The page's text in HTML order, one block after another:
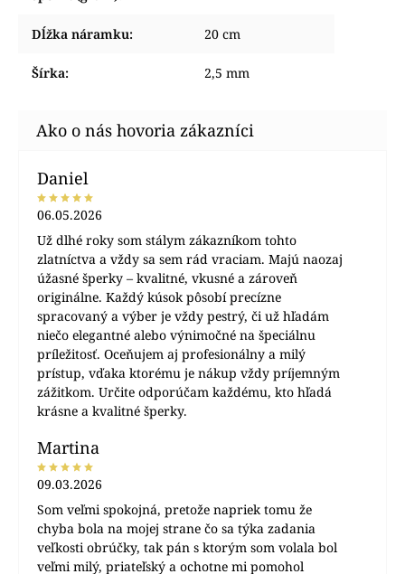
Dĺžka náramku: 20 cm
Šírka: 2,5 mm
Daniel
06.05.2026
Už dlhé roky som stálym zákazníkom tohto
zlatníctva a vždy sa sem rád vraciam. Majú naozaj
úžasné šperky – kvalitné, vkusné a zároveň
originálne. Každý kúsok pôsobí precízne
spracovaný a výber je vždy pestrý, či už hľadám
niečo elegantné alebo výnimočné na špeciálnu
príležitosť. Oceňujem aj profesionálny a milý
prístup, vďaka ktorému je nákup vždy príjemným
zážitkom. Určite odporúčam každému, kto hľadá
krásne a kvalitné šperky.
Martina
09.03.2026
Som veľmi spokojná, pretože napriek tomu že
chyba bola na mojej strane čo sa týka zadania
veľkosti obrúčky, tak pán s ktorým som volala bol
veľmi milý, priateľský a ochotne mi pomohol